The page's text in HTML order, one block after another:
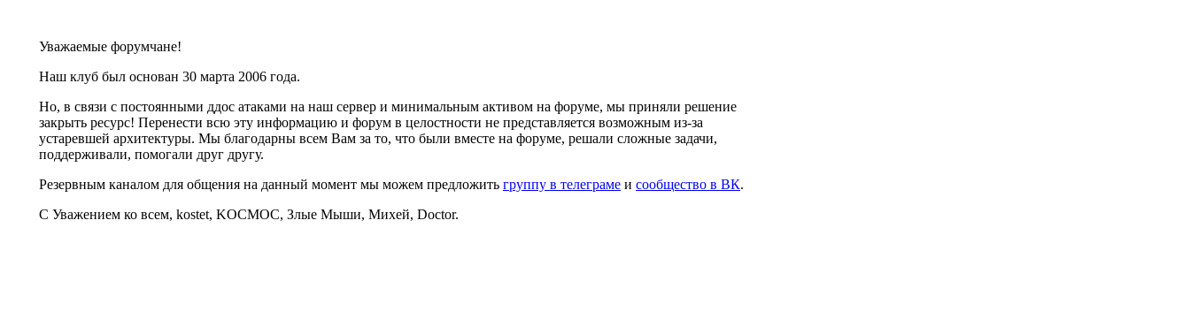
Уважаемые форумчане!
Наш клуб был основан 30 марта 2006 года.
Но, в связи с постоянными ддос атаками на наш сервер и минимальным активом на форуме, мы приняли решение
закрыть ресурс! Перенести всю эту информацию и форум в целостности не представляется возможным из-за
устаревшей архитектуры. Мы благодарны всем Вам за то, что были вместе на форуме, решали сложные задачи,
поддерживали, помогали друг другу.
Резервным каналом для общения на данный момент мы можем предложить группу в телеграме и сообщество в ВК.
С Уважением ко всем, kostet, KOCMOC, Злые Мыши, Михей, Doctor.